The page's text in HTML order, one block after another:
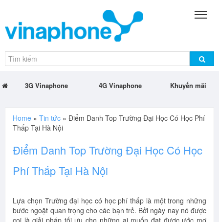
3G Vinaphone 4G Vinaphone Khuyến mãi
Home » Tin tức » Điểm Danh Top Trường Đại Học Có Học Phí
Thấp Tại Hà Nội
Điểm Danh Top Trường Đại Học Có Học
Phí Thấp Tại Hà Nội
Lựa chọn Trường đại học có học phí thấp là một trong những
bước ngoặt quan trọng cho các bạn trẻ. Bởi ngày nay nó được